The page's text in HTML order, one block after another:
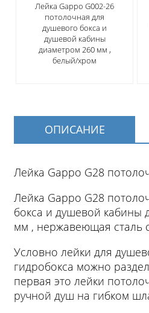
Лейка Gappo G002-26
потолочная для
душевого бокса и
душевой кабины
диаметром 260 мм ,
белый/хром
ОПИСАНИЕ
Лейка Gappo G28
Лейка Gappo G28
бокса и душевой кабины
мм , нержавеющая сталь
Условно лейки для
гидробокса можно
первая это лейки
ручной душ на гибком